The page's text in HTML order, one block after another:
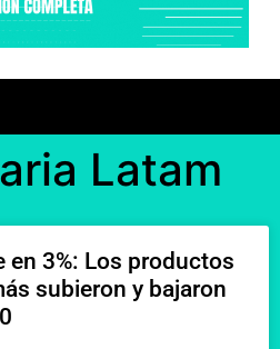
Latam
en 3%: Los productos
subieron y bajaron